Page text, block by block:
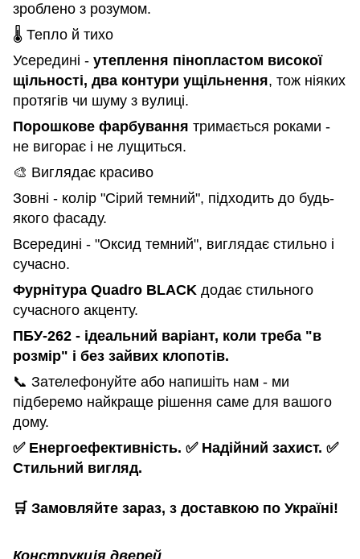
зроблено з розумом.
🌡️ Тепло й тихо
Усередині - утеплення пінопластом високої
щільності, два контури ущільнення, тож ніяких
протягів чи шуму з вулиці.
Порошкове фарбування тримається роками -
не вигорає і не лущиться.
🎨 Виглядає красиво
Зовні - колір "Сірий темний", підходить до будь-
якого фасаду.
Всередині - "Оксид темний", виглядає стильно і
сучасно.
Фурнітура Quadro BLACK додає стильного
сучасного акценту.
ПБУ-262 - ідеальний варіант, коли треба "в
розмір" і без зайвих клопотів.
📞 Зателефонуйте або напишіть нам - ми
підберемо найкраще рішення саме для вашого
дому.
✅ Енергоефективність. ✅ Надійний захист. ✅
Стильний вигляд.
🛒 Замовляйте зараз, з доставкою по Україні!